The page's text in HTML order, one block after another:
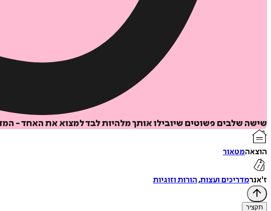
שישה שלבים פשוטים שיובילו אותך מלהיות לבד למצוא את האחד -
הוצאהמטאור
ז'אנרמדריכים ועצות,הורות וזוגיות
תקציר